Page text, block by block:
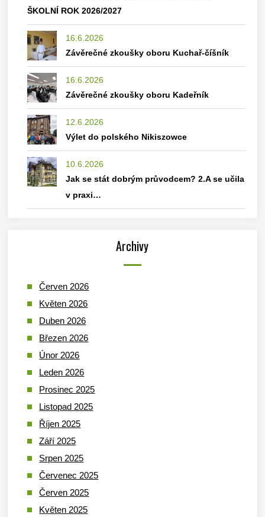
ŠKOLNÍ ROK 2026/2027
16.6.2026
Závěrečné zkoušky oboru Kuchař-číšník
16.6.2026
Závěrečné zkoušky oboru Kadeřník
12.6.2026
Výlet do polského Nikiszowce
10.6.2026
Jak se stát dobrým průvodcem? 2.A se učila
v praxi…
Archivy
Červen 2026
Květen 2026
Duben 2026
Březen 2026
Únor 2026
Leden 2026
Prosinec 2025
Listopad 2025
Říjen 2025
Září 2025
Srpen 2025
Červenec 2025
Červen 2025
Květen 2025